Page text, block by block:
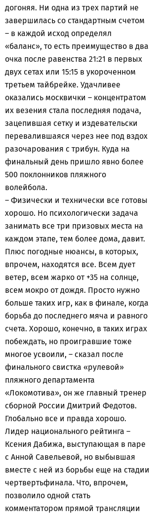
догоняя. Ни одна из трех партий не
завершилась со стандартным счетом
– в каждой исход определял
«баланс», то есть преимущество в два
очка после равенства 21:21 в первых
двух сетах или 15:15 в укороченном
третьем тайбрейке. Удачливее
оказались москвички – концентратом
их везения стала последняя подача,
зацепившая сетку и издевательски
перевалившаяся через нее под вздох
разочарования с трибун. Куда на
финальный день пришло явно более
500 поклонников пляжного
волейбола.
– Физически и технически все готовы
хорошо. Но психологически задача
занимать все три призовых места на
каждом этапе, тем более дома, давит.
Плюс погодные нюансы, в которых,
впрочем, находятся все. Всем дует
ветер, всем жарко от +35 на солнце,
всем мокро от дождя. Просто нужно
больше таких игр, как в финале, когда
борьба до последнего мяча и равного
счета. Хорошо, конечно, в таких играх
побеждать, но проигравшие тоже
многое усвоили, – сказал после
финального свистка «рулевой»
пляжного департамента
«Локомотива», он же главный тренер
сборной России Дмитрий Федотов.
Глобально все и правда хорошо.
Лидер национального рейтинга –
Ксения Дабижа, выступающая в паре
с Анной Савельевой, но выбывшая
вместе с ней из борьбы еще на стадии
чертвертьфинала. Что, впрочем,
позволило одной стать
комментатором прямой трансляции